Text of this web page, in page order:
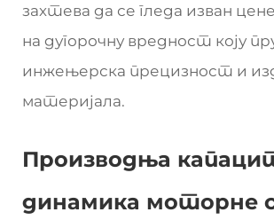
захтева да се гледа изван
на дугорочну вредност коју
инжењерска прецизност и
материјала.
Производња
динамика моторне